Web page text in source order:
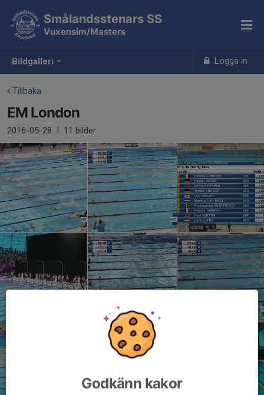
Bildgalleri Logga in
Smålandsstenars SS
Vuxensim/Masters
Tillbaka
EM London
2016-05-28 | 11 bilder
Godkänn kakor